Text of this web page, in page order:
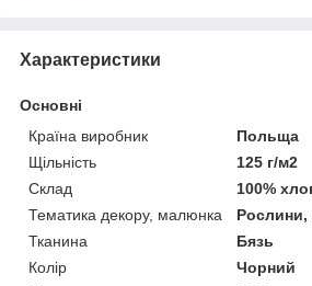
Характеристики
Основні
Країна виробник
Польща
Щільність
125 г/м2
Склад
100%
Тематика декору, малюнка
Рослини,
Тканина
Бязь
Колір
Чорний